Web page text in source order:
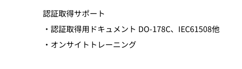
認証取得サポート
・認証取得用ドキュメント DO-178C、IEC61508他
・オンサイトトレーニング